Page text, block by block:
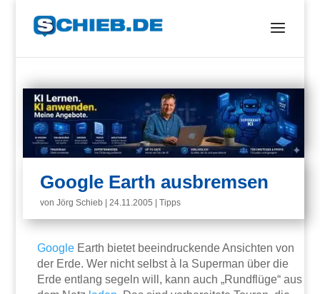
Google Earth ausbremsen
vonJörg Schieb |24.11.2005 |Tipps
Google Earth bietet beeindruckende Ansichten von
der Erde. Wer nicht selbst à la Superman über die
Erde entlang segeln will, kann auch „Rundflüge“ aus